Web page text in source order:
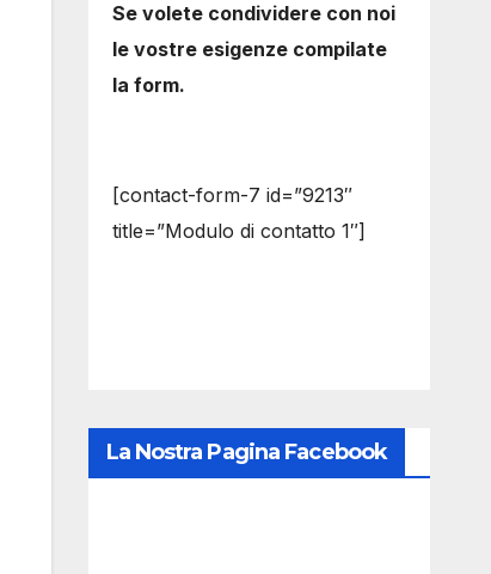
Se volete condividere con noi
le vostre esigenze compilate
la form.
[contact-form-7 id=”9213″
title=”Modulo di contatto 1″]
La Nostra Pagina Facebook